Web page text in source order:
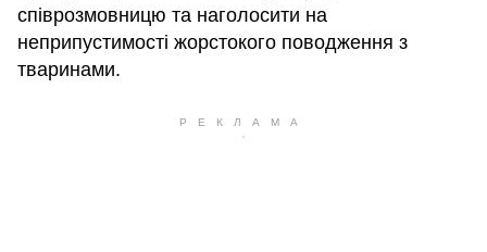
співрозмовницю та наголосити на
неприпустимості жорстокого поводження з
тваринами.